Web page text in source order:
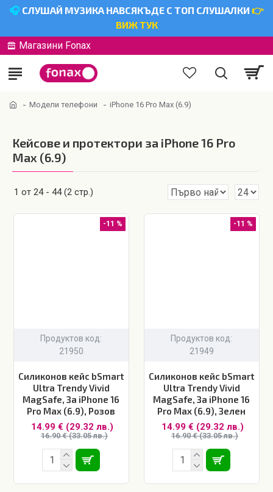
🎧 СЛУШАЙ МУЗИКА НАВСЯКЪДЕ С ТОП СЛУШАЛКИ 👉
ВИЖ ТУК
Магазини Fonax
Модели телефони iPhone 16 Pro Max (6.9)
Кейсове и протектори за iPhone 16 Pro
Max (6.9)
1 от 24 - 44 (2 стр.)
-11 %
Продуктов код:
21950
Силиконов кейс bSmart
Ultra Trendy Vivid
MagSafe, За iPhone 16
Pro Max (6.9), Розов
14.99 € (29.32 лв.)
16.90 € (33.05 лв.)
-11 %
Продуктов код:
21949
Силиконов кейс bSmart
Ultra Trendy Vivid
MagSafe, За iPhone 16
Pro Max (6.9), Зелен
14.99 € (29.32 лв.)
16.90 € (33.05 лв.)